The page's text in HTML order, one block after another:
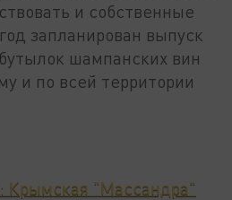
и собственные
запланирован выпуск
шампанских вин
и по всей территории
Крымская "Массандра"